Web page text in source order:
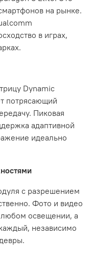
на рынке.
в играх,
Dynamic
потрясающий
Пиковая
адаптивной
идеально
с разрешением
Фото и видео
освещении, а
независимо